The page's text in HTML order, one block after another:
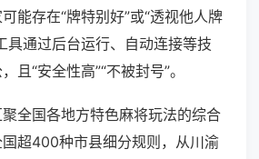
能存在“牌特别好”或“透视他人牌
具通过后台运行、自动连接等技
且“安全性高”“不被封号”。
全国各地方特色麻将玩法的综合
超400种市县细分规则，从川渝